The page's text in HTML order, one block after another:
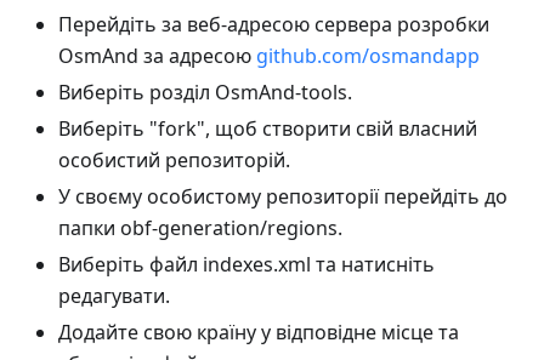
Перейдіть за веб-адресою сервера розробки
OsmAnd за адресою github.com/osmandapp
Виберіть розділ OsmAnd-tools.
Виберіть "fork", щоб створити свій власний
особистий репозиторій.
У своєму особистому репозиторії перейдіть до
папки obf-generation/regions.
Виберіть файл indexes.xml та натисніть
редагувати.
Додайте свою країну у відповідне місце та